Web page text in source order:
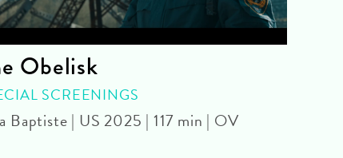
Obelisk
SCREENINGS
Baptiste | US 2025 | 117 min | OV